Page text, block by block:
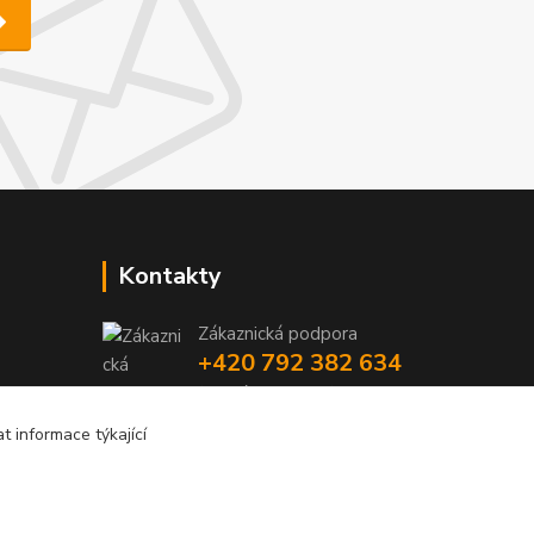
Kontakty
Zákaznická podpora
+420 792 382 634
(Po-Pá, 8-16 hod.)
objednavky@kosmetikaprovlasy.com
informace týkající